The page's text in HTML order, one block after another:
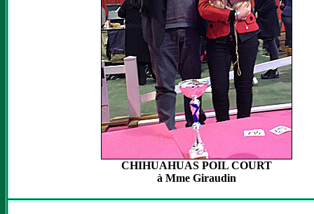
CHIHUAHUAS POIL COURT
à Mme Giraudin